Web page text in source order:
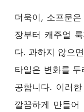
더욱이, 소프문
장부터 캐주얼
다. 과하지 않으
타일은 변화를
공합니다. 이러
깔끔하게 만들